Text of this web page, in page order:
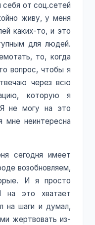
себя от соц.сетей
живу, у меня
каких-то, и это
для людей.
то, когда
вопрос, чтобы я
через всю
которую я
не могу на это
мне неинтересна
сегодня имеет
возобновляем,
И я просто
на это хватает
на шаги и думал,
жертвовать из-